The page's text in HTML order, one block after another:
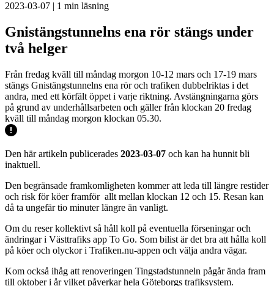
2023-03-07 | 1 min läsning
Gnistängstunnelns ena rör stängs under
två helger
Från fredag kväll till måndag morgon 10-12 mars och 17-19 mars
stängs Gnistängstunnelns ena rör och trafiken dubbelriktas i det
andra, med ett körfält öppet i varje riktning. Avstängningarna görs
på grund av underhållsarbeten och gäller från klockan 20 fredag
kväll till måndag morgon klockan 05.30.
Den här artikeln publicerades 2023-03-07 och kan ha hunnit bli
inaktuell.
Den begränsade framkomligheten kommer att leda till längre restider
och risk för köer framför allt mellan klockan 12 och 15. Resan kan
då ta ungefär tio minuter längre än vanligt.
Om du reser kollektivt så håll koll på eventuella förseningar och
ändringar i Västtrafiks app To Go. Som bilist är det bra att hålla koll
på köer och olyckor i Trafiken.nu-appen och välja andra vägar.
Kom också ihåg att renoveringen Tingstadstunneln pågår ända fram
till oktober i år vilket påverkar hela Göteborgs trafiksystem.